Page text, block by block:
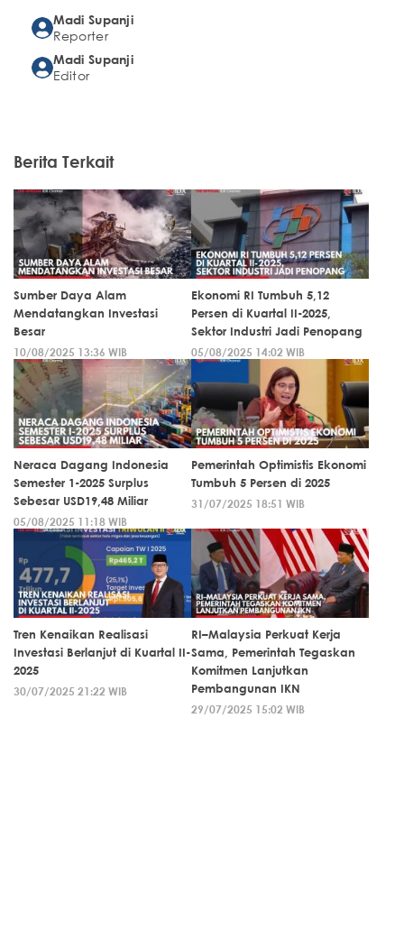
Madi Supanji
Reporter
Madi Supanji
Editor
Berita Terkait
Sumber Daya Alam
Mendatangkan Investasi
Besar
10/08/2025 13:36 WIB
Ekonomi RI Tumbuh 5,12
Persen di Kuartal II-2025,
Sektor Industri Jadi Penopang
05/08/2025 14:02 WIB
Neraca Dagang Indonesia
Semester 1-2025 Surplus
Sebesar USD19,48 Miliar
05/08/2025 11:18 WIB
Pemerintah Optimistis Ekonomi
Tumbuh 5 Persen di 2025
31/07/2025 18:51 WIB
Tren Kenaikan Realisasi
Investasi Berlanjut di Kuartal II-
2025
30/07/2025 21:22 WIB
RI–Malaysia Perkuat Kerja
Sama, Pemerintah Tegaskan
Komitmen Lanjutkan
Pembangunan IKN
29/07/2025 15:02 WIB